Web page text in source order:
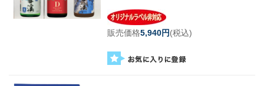
販売価格5,940円(税込)